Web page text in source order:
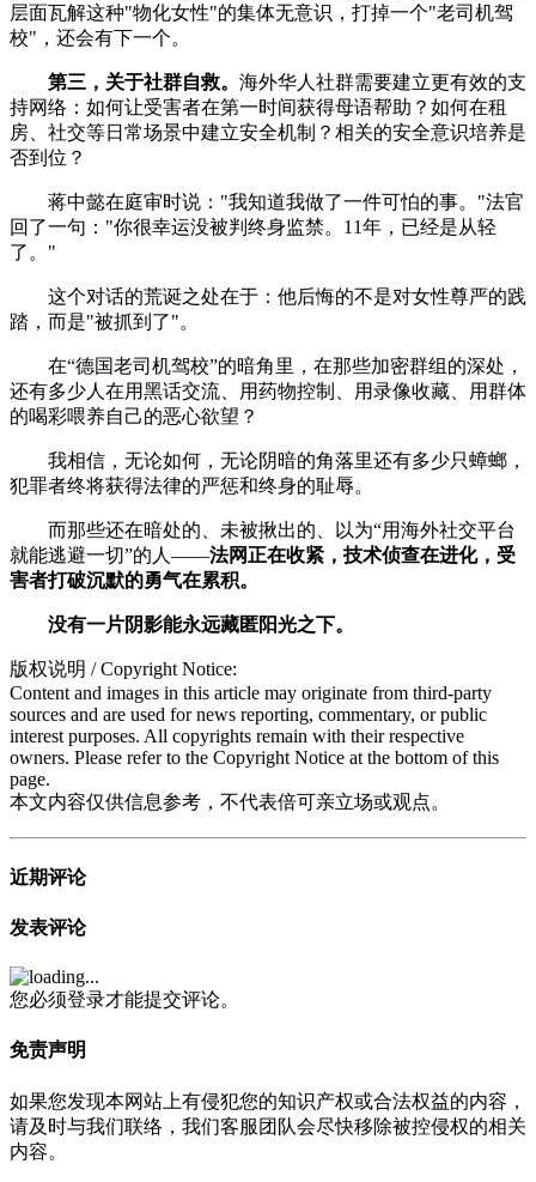
层面瓦解这种"物化女性"的集体无意识，打掉一个"老司机驾
校"，还会有下一个。
第三，关于社群自救。 海外华人社群需要建立更有效的支
持网络：如何让受害者在第一时间获得母语帮助？如何在租
房、社交等日常场景中建立安全机制？相关的安全意识培养是
否到位？
蒋中懿在庭审时说："我知道我做了一件可怕的事。"法官
回了一句："你很幸运没被判终身监禁。11年，已经是从轻
了。"
这个对话的荒诞之处在于：他后悔的不是对女性尊严的践
踏，而是"被抓到了"。
在“德国老司机驾校”的暗角里，在那些加密群组的深处，
还有多少人在用黑话交流、用药物控制、用录像收藏、用群体
的喝彩喂养自己的恶心欲望？
我相信，无论如何，无论阴暗的角落里还有多少只蟑螂，
犯罪者终将获得法律的严惩和终身的耻辱。
而那些还在暗处的、未被揪出的、以为“用海外社交平台
就能逃避一切”的人——法网正在收紧，技术侦查在进化，受
害者打破沉默的勇气在累积。
没有一片阴影能永远藏匿阳光之下。
版权说明 / Copyright Notice:
Content and images in this article may originate from third-party
sources and are used for news reporting, commentary, or public
interest purposes. All copyrights remain with their respective
owners. Please refer to the Copyright Notice at the bottom of this
page.
本文内容仅供信息参考，不代表倍可亲立场或观点。
近期评论
发表评论
您必须登录才能提交评论。
免责声明
如果您发现本网站上有侵犯您的知识产权或合法权益的内容，
请及时与我们联络，我们客服团队会尽快移除被控侵权的相关
内容。